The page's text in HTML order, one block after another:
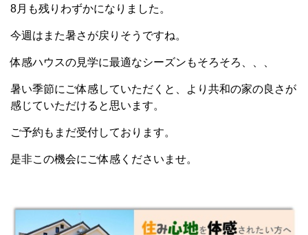
8月も残りわずかになりました。
今週はまた暑さが戻りそうですね。
体感ハウスの見学に最適なシーズンもそろそろ、、、
暑い季節にご体感していただくと、より共和の家の良さが
感じていただけると思います。
ご予約もまだ受付しております。
是非この機会にご体感くださいませ。